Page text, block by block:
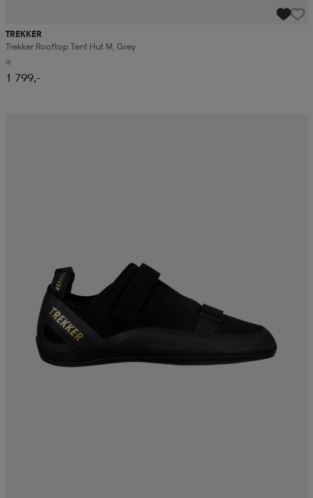
TREKKER
Trekker Rooftop Tent Hut M, Grey
1 799,-